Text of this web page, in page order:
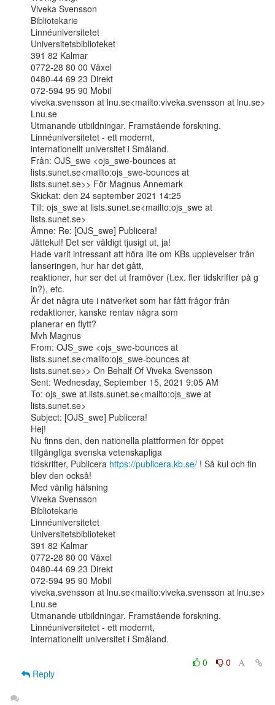
Viveka Svensson
Bibliotekarie
Linnéuniversitetet
Universitetsbiblioteket
391 82 Kalmar
0772-28 80 00 Växel
0480-44 69 23 Direkt
072-594 95 90 Mobil
viveka.svensson at lnu.se<mailto:viveka.svensson at lnu.se>
Lnu.se
Utmanande utbildningar. Framstående forskning.
Linnéuniversitetet - ett modernt,
internationellt universitet i Småland.
Från: OJS_swe <ojs_swe-bounces at
lists.sunet.se<mailto:ojs_swe-bounces at
lists.sunet.se>> För Magnus Annemark
Skickat: den 24 september 2021 14:25
Till: ojs_swe at lists.sunet.se<mailto:ojs_swe at
lists.sunet.se>
Ämne: Re: [OJS_swe] Publicera!
Jättekul! Det ser väldigt tjusigt ut, ja!
Hade varit intressant att höra lite om KBs upplevelser från
lanseringen, hur har det gått,
reaktioner, hur ser det ut framöver (t.ex. fler tidskrifter på g
in?), etc.
Är det några ute i nätverket som har fått frågor från
redaktioner, kanske rentav några som
planerar en flytt?
Mvh Magnus
From: OJS_swe <ojs_swe-bounces at
lists.sunet.se<mailto:ojs_swe-bounces at
lists.sunet.se>> On Behalf Of Viveka Svensson
Sent: Wednesday, September 15, 2021 9:05 AM
To: ojs_swe at lists.sunet.se<mailto:ojs_swe at
lists.sunet.se>
Subject: [OJS_swe] Publicera!
Hej!
Nu finns den, den nationella plattformen för öppet
tillgängliga svenska vetenskapliga
tidskrifter, Publicera https://publicera.kb.se/ ! Så kul och fin
blev den också!
Med vänlig hälsning
Viveka Svensson
Bibliotekarie
Linnéuniversitetet
Universitetsbiblioteket
391 82 Kalmar
0772-28 80 00 Växel
0480-44 69 23 Direkt
072-594 95 90 Mobil
viveka.svensson at lnu.se<mailto:viveka.svensson at lnu.se>
Lnu.se
Utmanande utbildningar. Framstående forskning.
Linnéuniversitetet - ett modernt,
internationellt universitet i Småland.
0
0
Reply